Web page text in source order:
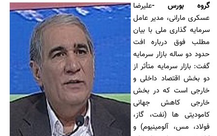
گروه بورس -علیرضا
عسکری مارانی، مدیر عامل
سرمایه گذاری ملی با بیان
مطلب فوق درباره افت
حدود دو ساله بازار سرمایه
گفت: بازار سرمایه متأثر از
دو بخش اقتصاد داخلی و
خارجی است که در بخش
خارجی کاهش جهانی
کامودیتی ها (نفت، گاز،
فولاد، مس، آلومینیوم) و